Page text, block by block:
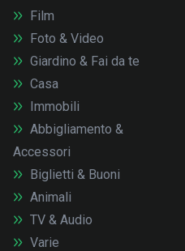
Film
Foto & Video
Giardino & Fai da te
Casa
Immobili
Abbigliamento &
Accessori
Biglietti & Buoni
Animali
TV & Audio
Varie